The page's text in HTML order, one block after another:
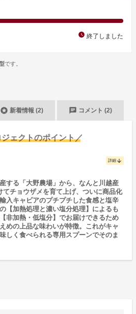
watch_later 終了しました
です。
stars 新着情報 (2) chat コメント (2)
ェクトのポイント／
詳細 arrow_downward
する「大野農場」から、なんと川越産
てチョウザメを育て上げ、ついに商品化
入キャビアのプチプチした食感と塩辛
【加熱処理と濃い塩分処理】によるも
非加熱・低塩分】でお届けできるため
めの上品な味わいが特徴。これがキャ
しく食べられる専用スプーンでそのま